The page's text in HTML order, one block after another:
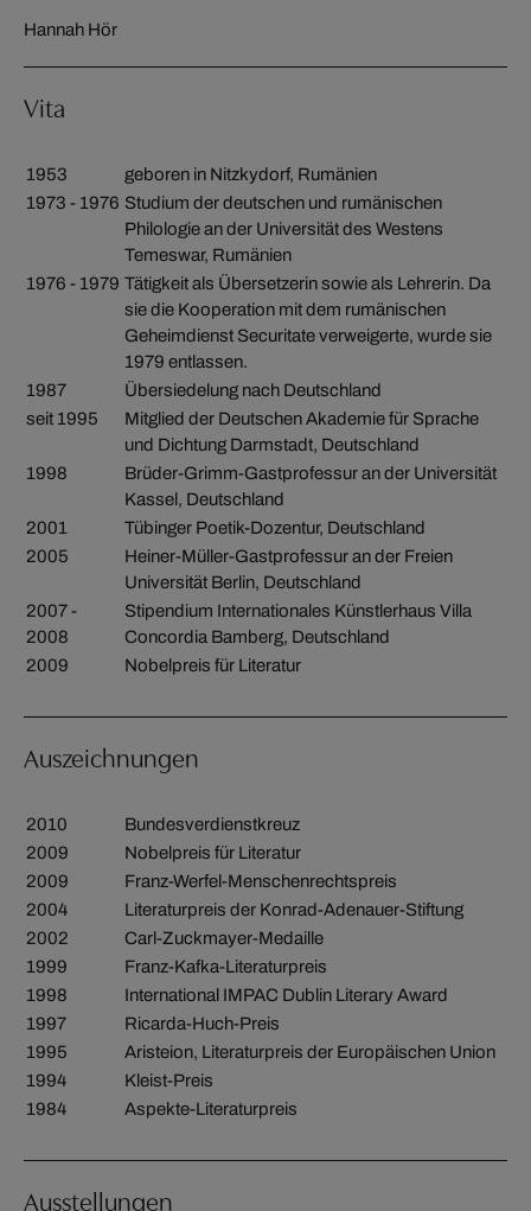
Hannah Hör
Vita
1953
geboren in Nitzkydorf, Rumänien
1973 - 1976 Studium der deutschen und rumänischen
Philologie an der Universität des Westens
Temeswar, Rumänien
1976 - 1979 Tätigkeit als Übersetzerin sowie als Lehrerin. Da
sie die Kooperation mit dem rumänischen
Geheimdienst Securitate verweigerte, wurde sie
1979 entlassen.
1987
Übersiedelung nach Deutschland
seit 1995
Mitglied der Deutschen Akademie für Sprache
und Dichtung Darmstadt, Deutschland
1998
Brüder-Grimm-Gastprofessur an der Universität
Kassel, Deutschland
2001
Tübinger Poetik-Dozentur, Deutschland
2005
Heiner-Müller-Gastprofessur an der Freien
Universität Berlin, Deutschland
2007 -
2008
Stipendium Internationales Künstlerhaus Villa
Concordia Bamberg, Deutschland
2009
Nobelpreis für Literatur
Auszeichnungen
2010
Bundesverdienstkreuz
2009
Nobelpreis für Literatur
2009
Franz-Werfel-Menschenrechtspreis
2004
Literaturpreis der Konrad-Adenauer-Stiftung
2002
Carl-Zuckmayer-Medaille
1999
Franz-Kafka-Literaturpreis
1998
International IMPAC Dublin Literary Award
1997
Ricarda-Huch-Preis
1995
Aristeion, Literaturpreis der Europäischen Union
1994
Kleist-Preis
1984
Aspekte-Literaturpreis
Ausstellungen